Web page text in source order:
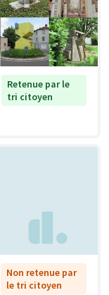
Retenue par le
tri citoyen
Non retenue par
le tri citoyen